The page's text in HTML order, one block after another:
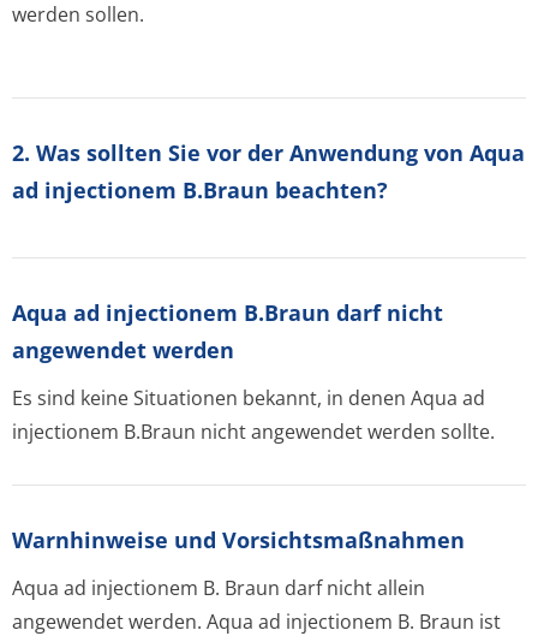
werden sollen.
2. Was sollten Sie vor der Anwendung von Aqua
ad injectionem B.Braun beachten?
Aqua ad injectionem B.Braun darf nicht
angewendet werden
Es sind keine Situationen bekannt, in denen Aqua ad
injectionem B.Braun nicht angewendet werden sollte.
Warnhinweise und Vorsichtsmaßnahmen
Aqua ad injectionem B. Braun darf nicht allein
angewendet werden. Aqua ad injectionem B. Braun ist